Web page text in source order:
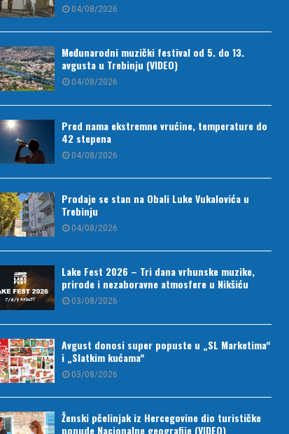
04/08/2026
Međunarodni muzički festival od 5. do 13.
avgusta u Trebinju (VIDEO)
04/08/2026
Pred nama ekstremne vrućine, temperature do
42 stepena
04/08/2026
Prodaje se stan na Obali Luke Vukalovića u
Trebinju
04/08/2026
Lake Fest 2026 – Tri dana vrhunske muzike,
prirode i nezaboravne atmosfere u Nikšiću
03/08/2026
Avgust donosi super popuste u „SL Marketima“
i „Slatkim kućama“
03/08/2026
Ženski pčelinjak iz Hercegovine dio turističke
ponude Nacionalne geografije (VIDEO)